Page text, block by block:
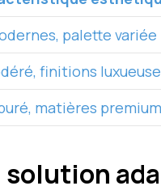
palette variée
finitions
matières premium